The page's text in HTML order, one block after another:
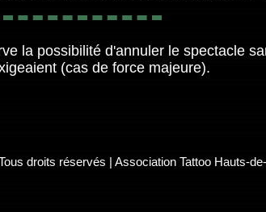
la possibilité d'annuler le spectacle
(cas de force majeure).
droits réservés | Association Tattoo Hauts-